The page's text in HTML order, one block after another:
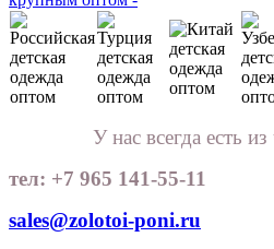
У нас всегда есть
тел: +7 965 141-55-11
sales@zolotoi-poni.ru